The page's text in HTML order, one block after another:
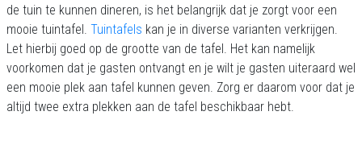
de tuin te kunnen dineren, is het belangrijk dat je zorgt voor een
mooie tuintafel. Tuintafels kan je in diverse varianten verkrijgen.
Let hierbij goed op de grootte van de tafel. Het kan namelijk
voorkomen dat je gasten ontvangt en je wilt je gasten uiteraard wel
een mooie plek aan tafel kunnen geven. Zorg er daarom voor dat je
altijd twee extra plekken aan de tafel beschikbaar hebt.